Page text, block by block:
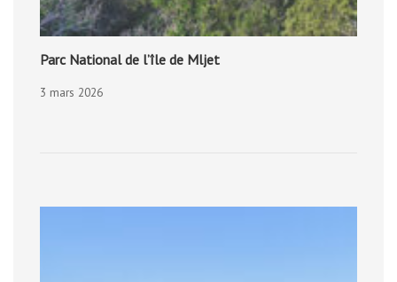
Parc National de l’île de Mljet
3 mars 2026